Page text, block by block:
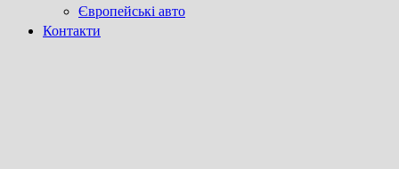
Європейські авто
Контакти